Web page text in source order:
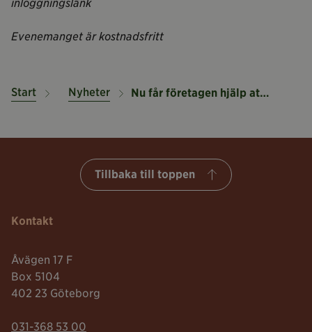
inloggningslänk
Evenemanget är kostnadsfritt
Start Nyheter Nu får företagen hjälp att hitta coronastöden
Tillbaka till toppen
Kontakt
Åvägen 17 F
Box 5104
402 23 Göteborg
Telefonnummer:
031-368 53 00